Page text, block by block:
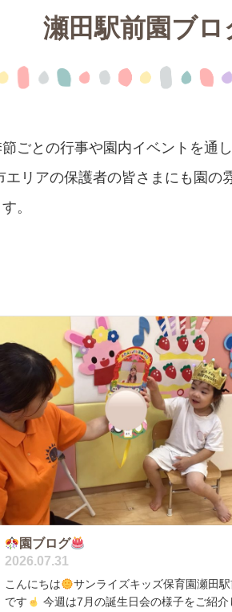
瀬田駅前園ブロ
ごとの行事や園内イベントを通
リアの保護者の皆さまにも園
。
園ブログ
2026.07.31
こんにちは
サンライズキッズ保育園瀬田駅
です
今週は7月の誕生日会の様子をご紹介